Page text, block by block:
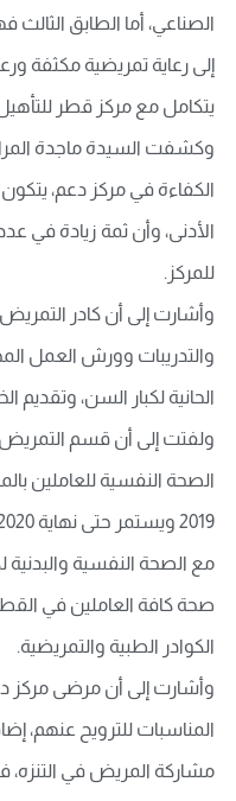
الصناعي، أما الطابق
إلى رعاية تمريضية مكثفة
يتكامل مع مركز قطر
وكشفت السيدة ماجدة
الأدنى، وأن ثمة زيادة في
للمركز.
وأشارت إلى أن كادر
والتدريبات وورش العمل
الحانية لكبار السن،
ولفتت إلى أن قسم
الصحة النفسية للعاملين
مع الصحة النفسية
صحة كافة العاملين في
الكوادر الطبية والتمريضية.
وأشارت إلى أن مرضى مركز
المناسبات للترويح عنهم،
مشاركة المريض في التنزه،